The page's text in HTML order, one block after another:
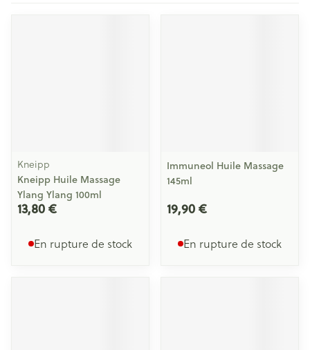
Kneipp
Kneipp Huile Massage
Ylang Ylang 100ml
13,80 €
En rupture de stock
Immuneol Huile Massage
145ml
19,90 €
En rupture de stock